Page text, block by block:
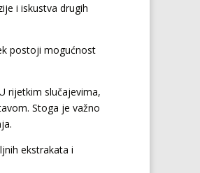
i iskustva drugih
postoji mogućnost
rijetkim slučajevima,
Stoga je važno
ekstrakata i